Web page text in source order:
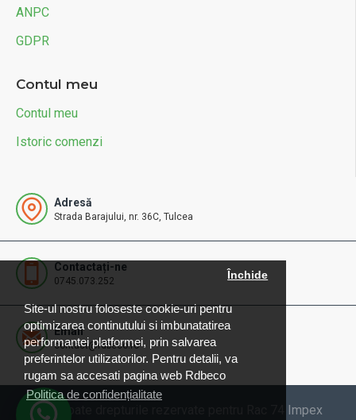
Site-ul nostru foloseste cookie-uri pentru
optimizarea continutului si imbunatatirea
performantei platformei, prin salvarea
preferintelor utilizatorilor. Pentru detalii, va
rugam sa accesati pagina web Rdbeco
Politica de confidențialitate
Închide
ANPC
GDPR
Contul meu
Contul meu
Istoric comenzi
Adresă
Strada Barajului, nr. 36C, Tulcea
Contactați-ne
0745.073.252
Email
contact@rdbeco.ro
© 2025 Toate drepturile rezervate pentru Rac 74 Impex